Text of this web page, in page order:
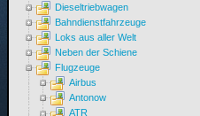
Dieseltriebwagen
Bahndienstfahrzeuge
Loks aus aller Welt
Neben der Schiene
Flugzeuge
Airbus
Antonow
ATR